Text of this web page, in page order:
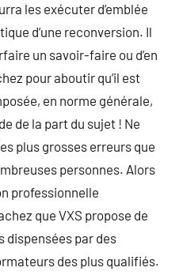
les exécuter d’emblée
d’une reconversion. Il
un savoir-faire ou d’en
pour aboutir qu’il est
en norme générale,
de la part du sujet ! Ne
plus grosses erreurs que
personnes. Alors
professionnelle
que VXS propose de
dispensées par des
des plus qualifiés.